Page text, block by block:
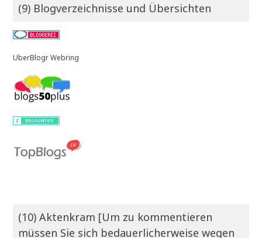
(9) Blogverzeichnisse und Übersichten
UberBlogr Webring
(10) Aktenkram [Um zu kommentieren
müssen Sie sich bedauerlicherweise wegen